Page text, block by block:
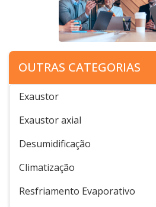
OUTRAS CATEGORIAS
Exaustor
Exaustor axial
Desumidificação
Climatização
Resfriamento Evaporativo